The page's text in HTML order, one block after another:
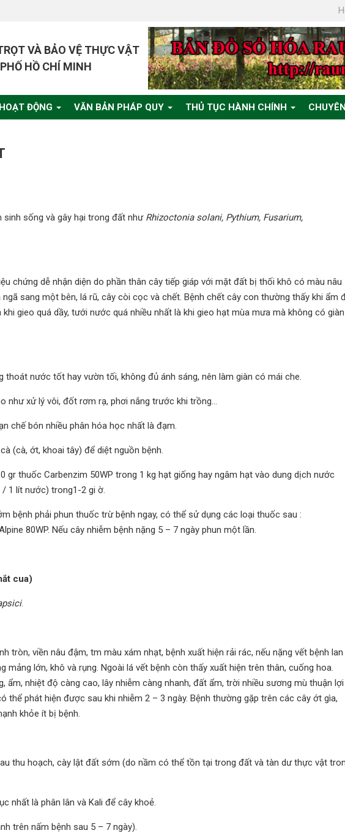
VÀ BẢO VỆ THỰC VẬT
HỒ CHÍ MINH
ĐỘNG VĂN BẢN PHÁP QUY THỦ TỤC HÀNH CHÍNH
sinh sống và gây hại trong đất như Rhizoctonia solani, Pythium, Fusarium,
chứng dễ nhận diện do phần thân cây tiếp giáp với mặt đất bị thối khô có màu nâu
sang một bên, lá rũ, cây còi cọc và chết. Bệnh chết cây con thường thấy khi ẩm
gieo quá dầy, tưới nước quá nhiều nhất là khi gieo hạt mùa mưa mà không có giàn
thoát nước tốt hay vườn tối, không đủ ánh sáng, nên làm giàn có mái che.
như xử lý vôi, đốt rơm rạ, phơi nắng trước khi trồng…
chế bón nhiều phân hóa học nhất là đạm.
(cà, ớt, khoai tây) để diệt nguồn bệnh.
gr thuốc Carbenzim 50WP trong 1 kg hạt giống hay ngâm hạt vào dung dịch nước
/ 1 lít nước) trong1-2 gi ờ.
bệnh phải phun thuốc trừ bệnh ngay, có thể sử dụng các loại thuốc sau :
80WP. Nếu cây nhiễm bệnh nặng 5 – 7 ngày phun một lần.
cua)
.
tròn, viền nâu đậm, tm màu xám nhạt, bệnh xuất hiện rải rác, nếu nặng vết bệnh lan
mảng lớn, khô và rụng. Ngoài lá vết bệnh còn thấy xuất hiện trên thân, cuống hoa.
ẩm, nhiệt độ càng cao, lây nhiễm càng nhanh, đất ẩm, trời nhiều sương mù thuận lợi
thể phát hiện được sau khi nhiễm 2 – 3 ngày. Bệnh thường gặp trên các cây ớt gìa,
khỏe ít bị bệnh.
thu hoạch, cày lật đất sớm (do nầm có thể tồn tại trong đất và tàn dư thực vật
nhất là phân lân và Kali để cây khoẻ.
trên nấm bệnh sau 5 – 7 ngày).